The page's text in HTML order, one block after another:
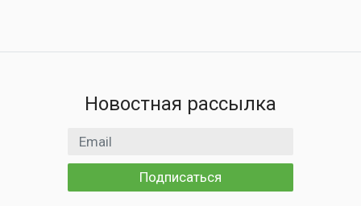
Новостная рассылка
Email адрес
Подписаться